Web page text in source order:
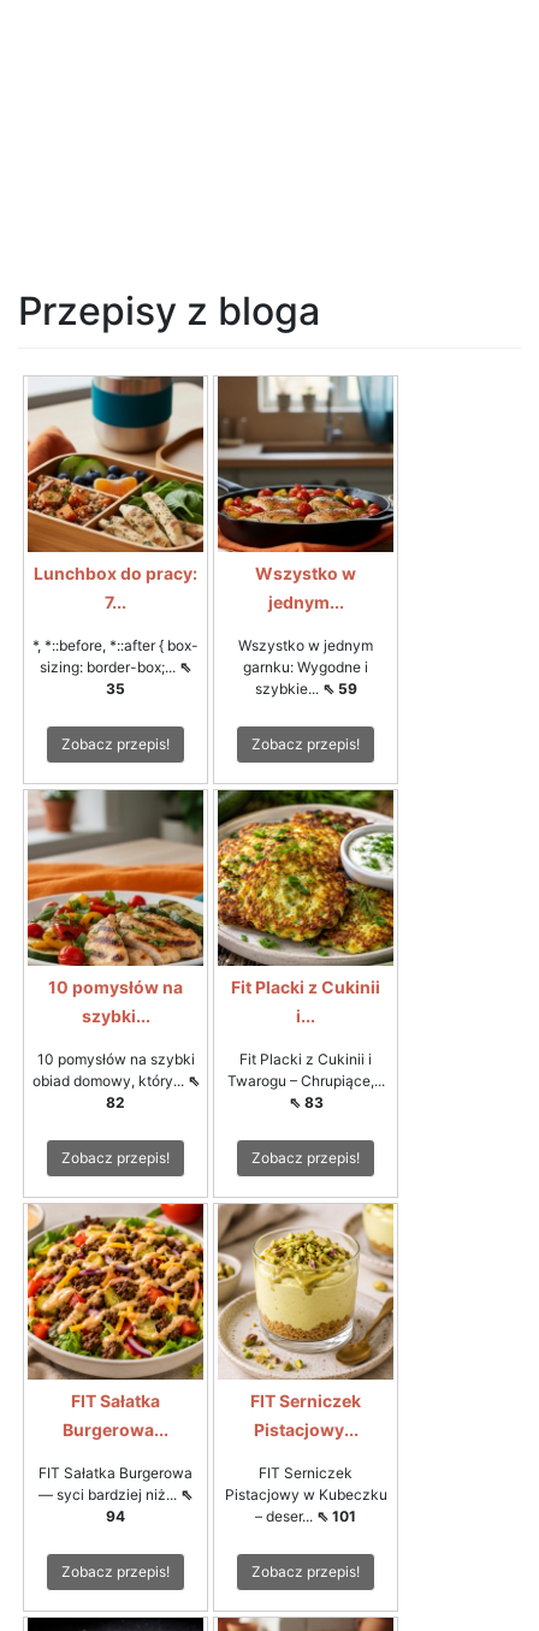
Przepisy z bloga
Lunchbox do pracy:
7...
*, *::before, *::after { box-
sizing: border-box;... ⇖
35
Zobacz przepis!
Wszystko w
jednym...
Wszystko w jednym
garnku: Wygodne i
szybkie... ⇖ 59
Zobacz przepis!
10 pomysłów na
szybki...
10 pomysłów na szybki
obiad domowy, który... ⇖
82
Zobacz przepis!
Fit Placki z Cukinii
i...
Fit Placki z Cukinii i
Twarogu – Chrupiące,...
⇖ 83
Zobacz przepis!
FIT Sałatka
Burgerowa...
FIT Sałatka Burgerowa
— syci bardziej niż... ⇖
94
Zobacz przepis!
FIT Serniczek
Pistacjowy...
FIT Serniczek
Pistacjowy w Kubeczku
– deser... ⇖ 101
Zobacz przepis!